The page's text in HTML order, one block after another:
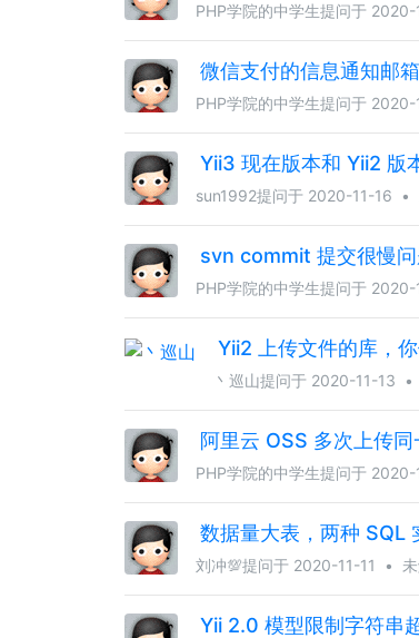
PHP学院的中学生提问于 2020-
微信支付的信息通知邮
PHP学院的中学生提问于 2020-
Yii3 现在版本和 Yii2 版
sun1992提问于 2020-11-16 •
svn commit 提交很慢
PHP学院的中学生提问于 2020-
Yii2 上传文件的库，
丶巡山提问于 2020-11-13 •
阿里云 OSS 多次上传
PHP学院的中学生提问于 2020-
数据量大表，两种 SQL
刘冲💯提问于 2020-11-11 •
Yii 2.0 模型限制字符串